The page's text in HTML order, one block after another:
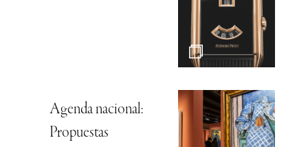
Agenda nacional:
Propuestas